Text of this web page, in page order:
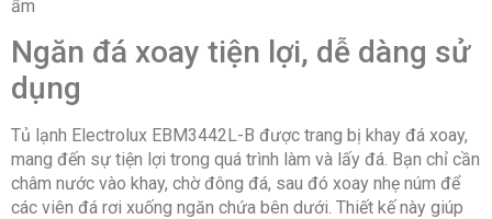
Ngăn đá xoay tiện lợi, dễ dàng sử
dụng
Tủ lạnh Electrolux EBM3442L-B được trang bị khay đá xoay,
mang đến sự tiện lợi trong quá trình làm và lấy đá. Bạn chỉ cần
châm nước vào khay, chờ đông đá, sau đó xoay nhẹ núm để
các viên đá rơi xuống ngăn chứa bên dưới. Thiết kế này giúp